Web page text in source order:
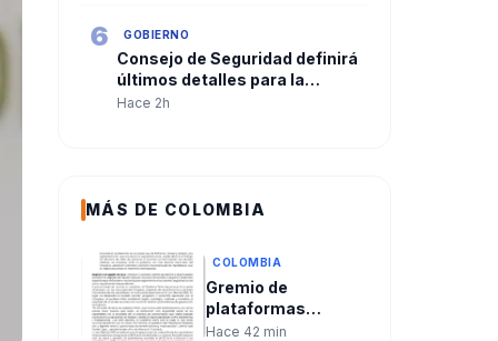
6 GOBIERNO
Consejo de Seguridad definirá
últimos detalles para la
posesión presidencial en Cali
Hace 2h
MÁS DE COLOMBIA
COLOMBIA
Gremio de
plataformas
denunció que
Hace 42 min